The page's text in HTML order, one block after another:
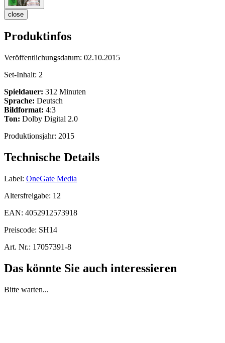
close
Produktinfos
Veröffentlichungsdatum: 02.10.2015
Set-Inhalt: 2
Spieldauer: 312 Minuten
Sprache: Deutsch
Bildformat: 4:3
Ton: Dolby Digital 2.0
Produktionsjahr: 2015
Technische Details
Label: OneGate Media
Altersfreigabe: 12
EAN: 4052912573918
Preiscode: SH14
Art. Nr.: 17057391-8
Das könnte Sie auch interessieren
Bitte warten...